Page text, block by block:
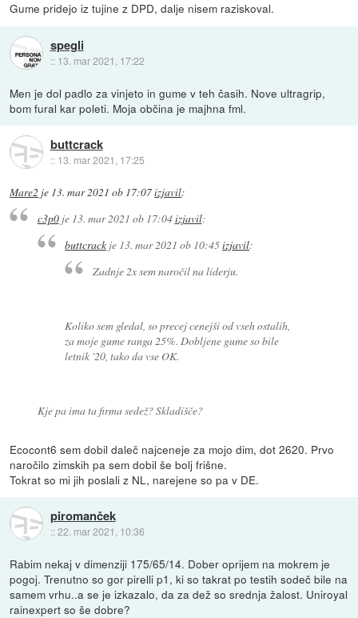
Gume pridejo iz tujine z DPD, dalje nisem raziskoval.
spegli
:: 13. mar 2021, 17:22
Men je dol padlo za vinjeto in gume v teh časih. Nove ultragrip,
bom fural kar poleti. Moja občina je majhna fml.
buttcrack
:: 13. mar 2021, 17:25
Mare2 je 13. mar 2021 ob 17:07izjavil:
c3p0je 13. mar 2021 ob 17:04izjavil:
buttcrack je 13. mar 2021 ob 10:45izjavil:
Zadnje 2x sem naročil na liderju.
Koliko sem gledal, so precej cenejši od vseh ostalih,
za moje gume ranga 25%. Dobljene gume so bile
letnik '20, tako da vse OK.
Kje pa ima ta firma sedež? Skladišče?
Ecocont6 sem dobil daleč najceneje za mojo dim, dot 2620. Prvo
naročilo zimskih pa sem dobil še bolj frišne.
Tokrat so mi jih poslali z NL, narejene so pa v DE.
piromanček
::22. mar 2021, 10:36
Rabim nekaj v dimenziji 175/65/14. Dober oprijem na mokrem je
pogoj. Trenutno so gor pirelli p1, ki so takrat po testih sodeč bile na
samem vrhu..a se je izkazalo, da za dež so srednja žalost. Uniroyal
rainexpert so še dobre?